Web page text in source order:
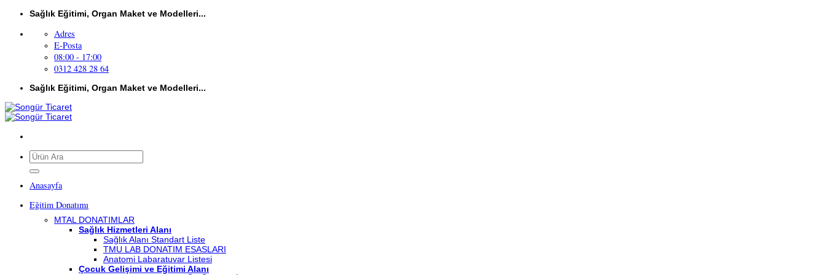
İçeriğeSağlık Eğitimi, Organ Maket ve Modelleri...
Adres
E-Posta
08:00 - 17:00
0312 428 28 64
Sağlık Eğitimi, Organ Maket ve Modelleri...
Ara:
Anasayfa
Eğitim Donatımı
MTAL DONATIMLAR
Sağlık Hizmetleri Alanı
Sağlık Alanı Standart Liste
TMU LAB DONATIM ESASLARI
Anatomi Labaratuvar Listesi
Çocuk Gelişimi ve Eğitimi Alanı